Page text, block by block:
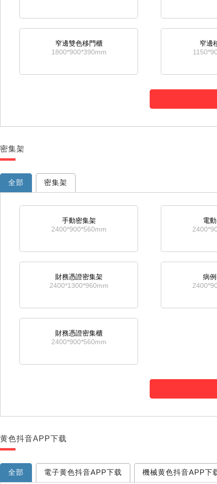
四鬥矮櫃
690*800*420mm
移
窄邊雙色移門櫃
1800*900*390mm
窄邊
密集架
全部 密集架
手動密集架
2400*900*560mm
電
財務憑證密集架
2400*1300*960mm
病
財務憑證密集櫃
2400*900*560mm
黄色抖音APP下载
全部 電子黄色抖音APP下载 機械黄色抖音APP下